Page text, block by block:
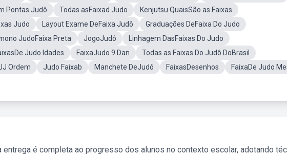
Pontas Judô Todas asFaixad Judo
Kenjutsu QuaisSão as Faixas
Judo Layout Exame DeFaixa Judô
Graduações DeFaixa Do Judo
JudoFaixa Preta JogoJudô
Linhagem DasFaixas Do Judo
Judo Idades FaixaJudo 9 Dan
Todas as Faixas Do Judô DoBrasil
Ordem Judo Faixab Manchete DeJudô FaixasDesenhos
FaixaDe Judo
entrega é completa ao progresso dos alunos no contexto escolar, adotando